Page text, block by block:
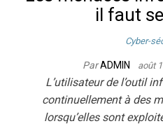
il faut
Cyber-
ParADMIN août
L’utilisateur de l’outil
continuellement à des
lorsqu’elles sont